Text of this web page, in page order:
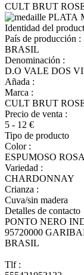
CULT BRUT
Identidad del
País de producción :
BRASIL
Denominación :
D.O VALE DOS
Añada :
Marca :
CULT BRUT
Precio de venta :
5 - 12 €
Tipo de producto
Color :
ESPUMOSO
Variedad :
CHARDONNAY
Crianza :
Cuva/sin madera
Detalles de contacto
PONTO NERO
95720000
BRASIL
Tlf :